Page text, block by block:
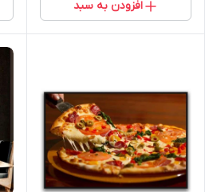
افزودن به سبد